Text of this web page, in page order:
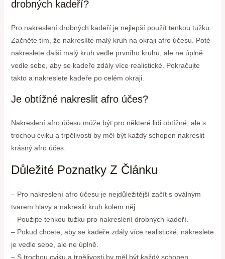
drobných kadeří?
Pro nakreslení drobných kadeří je nejlepší použít tenkou tužku.
Začněte tím, že nakreslíte malý kruh na okraji afro účesu. Poté
nakreslete další malý kruh vedle prvního kruhu, ale ne úplně
vedle sebe, aby se kadeře zdály více realistické. Pokračujte
takto a nakreslete kadeře po celém okraji.
Je obtížné nakreslit afro účes?
Nakreslení afro účesu může být pro některé lidi obtížné, ale s
trochou cviku a trpělivosti by měl být každý schopen nakreslit
krásný afro účes.
Důležité Poznatky Z Článku
– Pro nakreslení afro účesu je nejdůležitější začít s oválným
tvarem hlavy a nakreslit kruh kolem něj.
– Použijte tenkou tužku pro nakreslení drobných kadeří.
– Pokud chcete, aby se kadeře zdály více realistické, nakreslete
je vedle sebe, ale ne úplně.
– S trochou cviku a trpělivosti by měl být každý schopen